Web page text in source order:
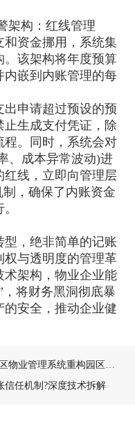
构：红线管理
资金挪用，系统集
。该架构将年度预算
嵌到内账管理的每
申请超过预设的预
生成支付凭证，除
。同时，系统会对
、成本异常波动)进
线，立即向管理层
，确保了内账资金
，绝非简单的记账
权与透明度的管理革
架构，物业企业能
将财务黑洞彻底暴
安全，推动企业健
理系统重构园区运营新生态
信任机制?深度技术拆解